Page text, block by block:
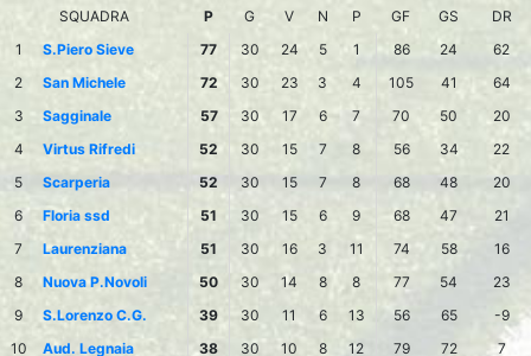
SQUADRA
P G V N P GF GS
DR
1
S.Piero Sieve 77 30 24 5 1 86 24
62
2
San Michele 72 30 23 3 4 105 41
64
3
Sagginale 57 30 17 6 7 70 50
20
4
Virtus Rifredi 52 30 15 7 8 56 34
22
5
Scarperia 52 30 15 7 8 68 48
20
6
Floria ssd 51 30 15 6 9 68 47
21
7
Laurenziana 51 30 16 3 11 74 58
16
8
Nuova P.Novoli 50 30 14 8 8 77 54
23
9
S.Lorenzo C.G. 39 30 11 6 13 56 65
-9
10
Aud. Legnaia 38 30 10 8 12 79 72 7